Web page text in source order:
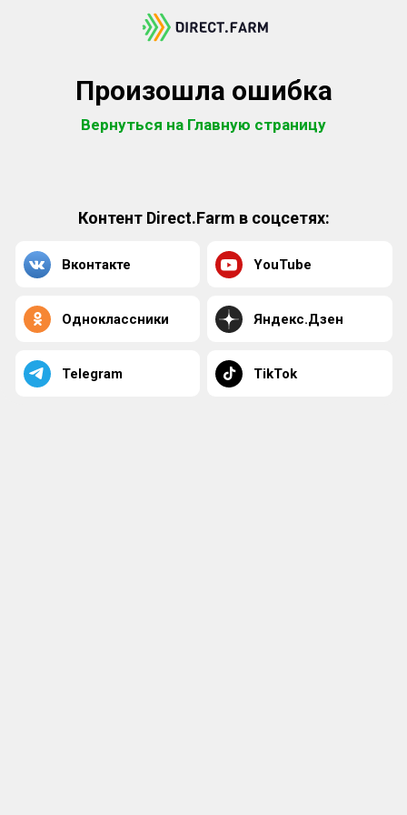
Произошла ошибка
Вернуться на Главную страницу
Контент Direct.Farm в соцсетях:
Вконтакте YouTube
Одноклассники Яндекс.Дзен
Telegram TikTok